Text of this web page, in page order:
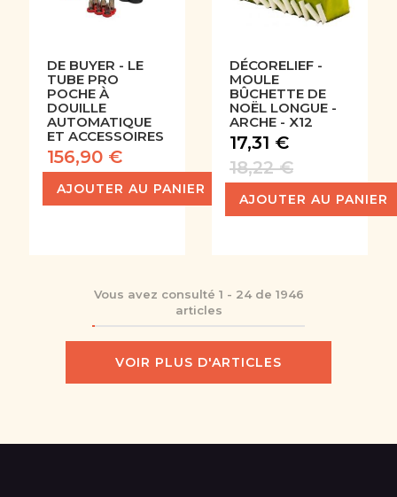
DE BUYER - LE
TUBE PRO
POCHE À
DOUILLE
AUTOMATIQUE
ET ACCESSOIRES
156,90 €
AJOUTER AU PANIER
DÉCORELIEF -
MOULE
BÛCHETTE DE
NOËL LONGUE -
ARCHE - X12
17,31 €
18,22 €
AJOUTER AU PANIER
Vous avez consulté 1 - 24de 1946
articles
VOIR PLUS D'ARTICLES